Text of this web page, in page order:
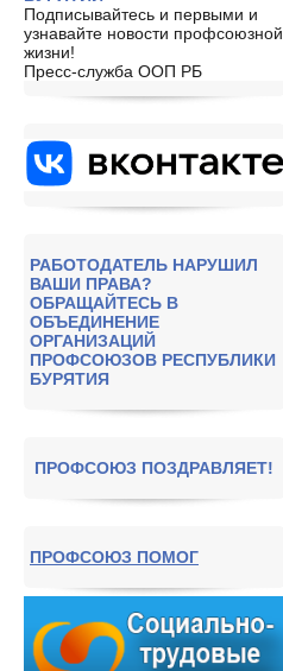
Подписывайтесь и первыми и
узнавайте новости профсоюзной
жизни!
Пресс-служба ООП РБ
РАБОТОДАТЕЛЬ НАРУШИЛ
ВАШИ ПРАВА?
ОБРАЩАЙТЕСЬ В
ОБЪЕДИНЕНИЕ
ОРГАНИЗАЦИЙ
ПРОФСОЮЗОВ РЕСПУБЛИКИ
БУРЯТИЯ
ПРОФСОЮЗ ПОЗДРАВЛЯЕТ!
ПРОФСОЮЗ ПОМОГ